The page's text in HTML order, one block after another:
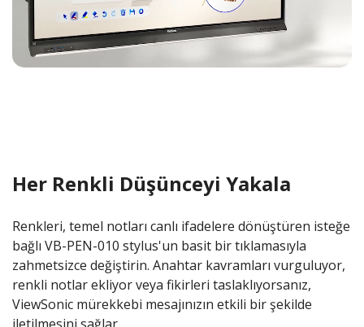
Her Renkli Düşünceyi Yakala
Renkleri, temel notları canlı ifadelere dönüştüren isteğe
bağlı VB-PEN-010 stylus'un basit bir tıklamasıyla
zahmetsizce değiştirin. Anahtar kavramları vurguluyor,
renkli notlar ekliyor veya fikirleri taslaklıyorsanız,
ViewSonic mürekkebi mesajınızın etkili bir şekilde